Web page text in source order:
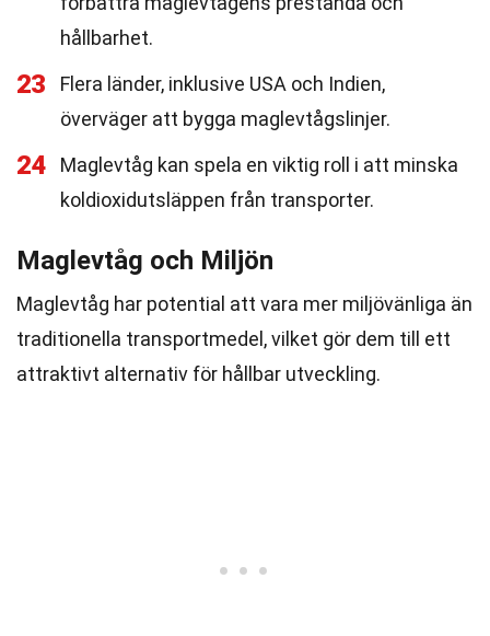
hållbarhet.
23
Flera länder, inklusive USA och Indien,
överväger att bygga maglevtågslinjer.
24
Maglevtåg kan spela en viktig roll i att minska
koldioxidutsläppen från transporter.
Maglevtåg och Miljön
Maglevtåg har potential att vara mer miljövänliga än
traditionella transportmedel, vilket gör dem till ett
attraktivt alternativ för hållbar utveckling.